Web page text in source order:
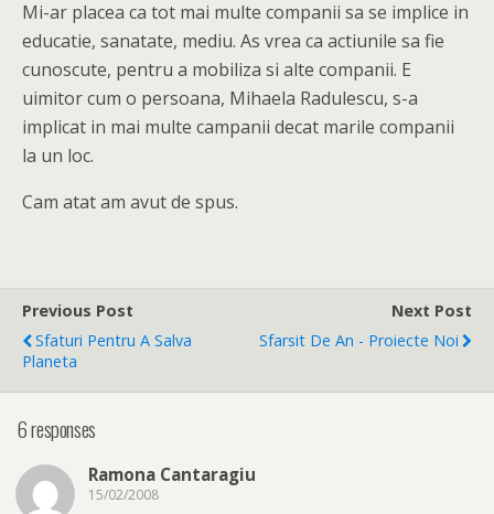
Mi-ar placea ca tot mai multe companii sa se implice in
educatie, sanatate, mediu. As vrea ca actiunile sa fie
cunoscute, pentru a mobiliza si alte companii. E
uimitor cum o persoana, Mihaela Radulescu, s-a
implicat in mai multe campanii decat marile companii
la un loc.
Cam atat am avut de spus.
Previous Post
Sfaturi Pentru A Salva
Planeta
Next Post
Sfarsit De An - Proiecte Noi
6 responses
Ramona Cantaragiu
15/02/2008